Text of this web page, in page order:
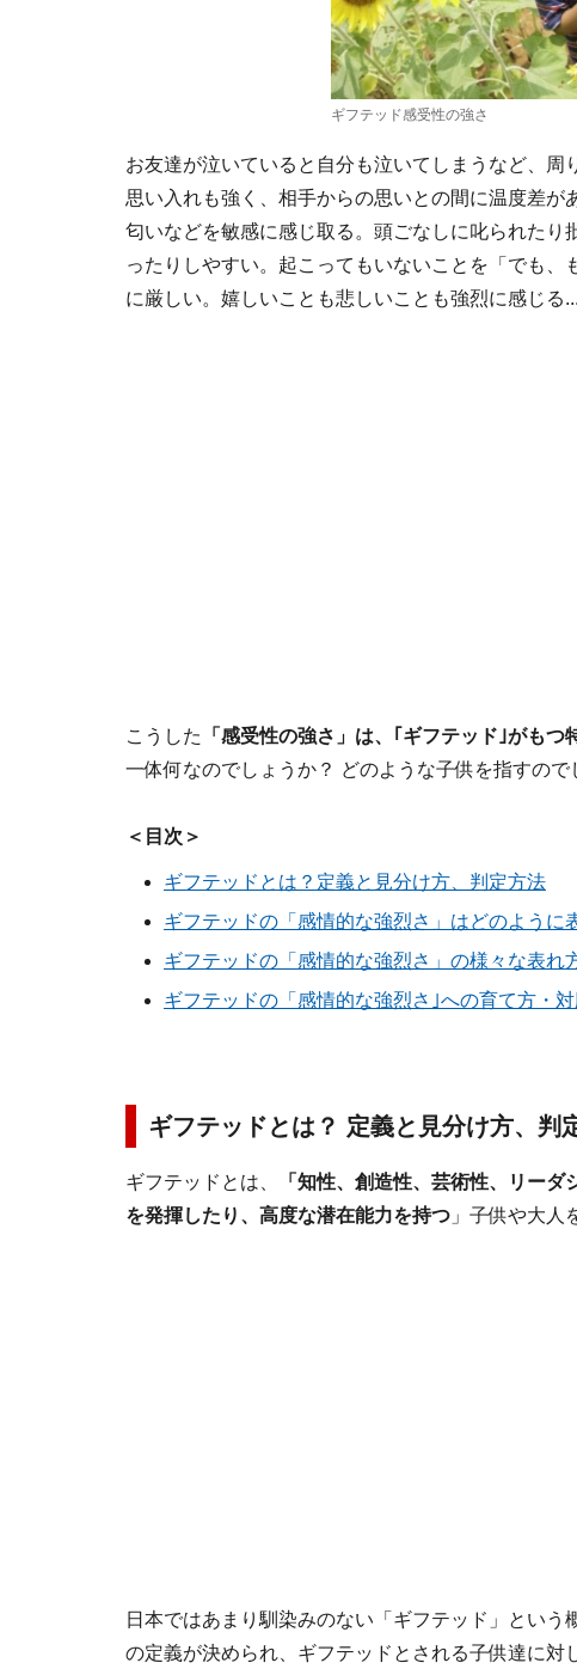
ギフテッド感受性の強さ
お友達が泣いていると自分も泣いてしまうなど、
思い入れも強く、相手からの思いとの間に温度差
匂いなどを敏感に感じ取る。頭ごなしに叱られた
ったりしやすい。起こってもいないことを「でも
に厳しい。嬉しいことも悲しいことも強烈に感じる
こうした 「感受性の強さ」は、｢ギフテッド｣がもつ
一体何なのでしょうか？ どのような子供を指すので
＜目次＞
ギフテッドとは？定義と見分け方、判定方法
ギフテッドの「感情的な強烈さ」はどのように
ギフテッドの「感情的な強烈さ」の様々な表れ
ギフテッドの「感情的な強烈さ｣への育て方・
ギフテッドとは？ 定義と見分け方、判
ギフテッドとは、
「知性、創造性、芸術性、リー
を発揮したり、高度な潜在能力を持つ 」子供や大人
日本ではあまり馴染みのない「ギフテッド」とい
の定義が決められ、ギフテッドとされる子供達に